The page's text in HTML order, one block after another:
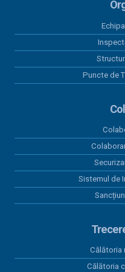
ultimele
03
03
Trafic
03
Moldova
Puncte de
Sistemul de
Călătoria
Călătoria